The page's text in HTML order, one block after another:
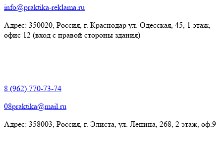
info@praktika-reklama.ru
Адрес: 350020, Россия, г. Краснодар ул. Одесская, 45, 1 этаж,
офис 12 (вход с правой стороны здания)
8 (962) 770-73-74
08praktika@mail.ru
Адрес:​ 358003, Россия, г. Элиста, ул. Ленина, 268, 2 этаж, оф.9